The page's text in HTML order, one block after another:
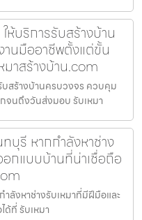
บริการรับสร้างบ้าน
นมืออาชีพตั้งแต่ขั้น
าสร้างบ้าน.com
สร้างบ้านครบวงจร ควบคุม
จนถึงวันส่งมอบ รับเหมา
บุรี หากกำลังหาช่าง
กแบบบ้านที่น่าเชื่อถือ
ลังหาช่างรับเหมาที่มีฝีมือและ
ที่ รับเหมา